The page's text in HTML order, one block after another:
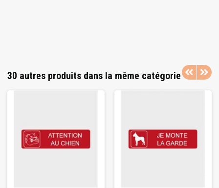
30 autres produits dans la même catégorie